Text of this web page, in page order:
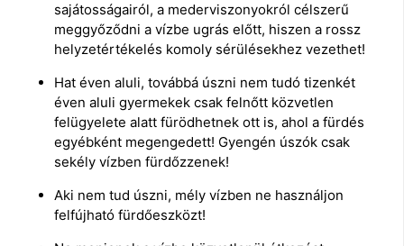
sajátosságairól, a mederviszonyokról célszerű
meggyőződni a vízbe ugrás előtt, hiszen a rossz
helyzetértékelés komoly sérülésekhez vezethet!
Hat éven aluli, továbbá úszni nem tudó tizenkét
éven aluli gyermekek csak felnőtt közvetlen
felügyelete alatt fürödhetnek ott is, ahol a fürdés
egyébként megengedett! Gyengén úszók csak
sekély vízben fürdőzzenek!
Aki nem tud úszni, mély vízben ne használjon
felfújható fürdőeszközt!